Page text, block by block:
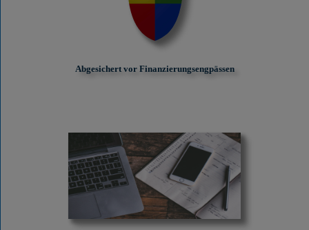
Abgesichert vor Finanzierungs­engpässen